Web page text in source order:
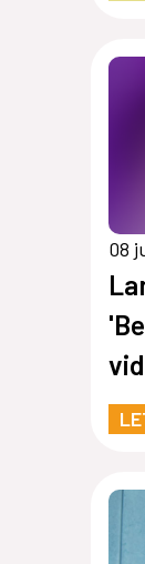
08